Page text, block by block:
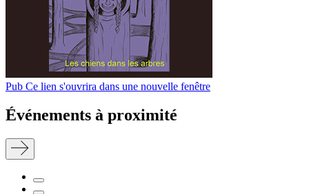
Pub Ce lien s'ouvrira dans une nouvelle fenêtre
Événements à proximité